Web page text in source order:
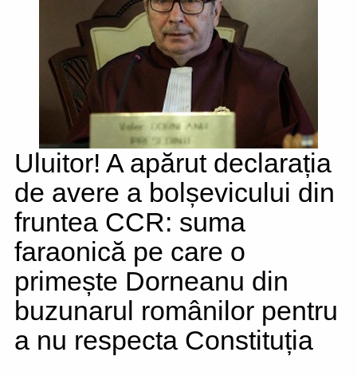
Uluitor! A apărut declarația
de avere a bolșevicului din
fruntea CCR: suma
faraonică pe care o
primește Dorneanu din
buzunarul românilor pentru
a nu respecta Constituția